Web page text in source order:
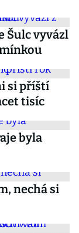
Šulc vyvázl
si příští
tisíc
byla
nechá si